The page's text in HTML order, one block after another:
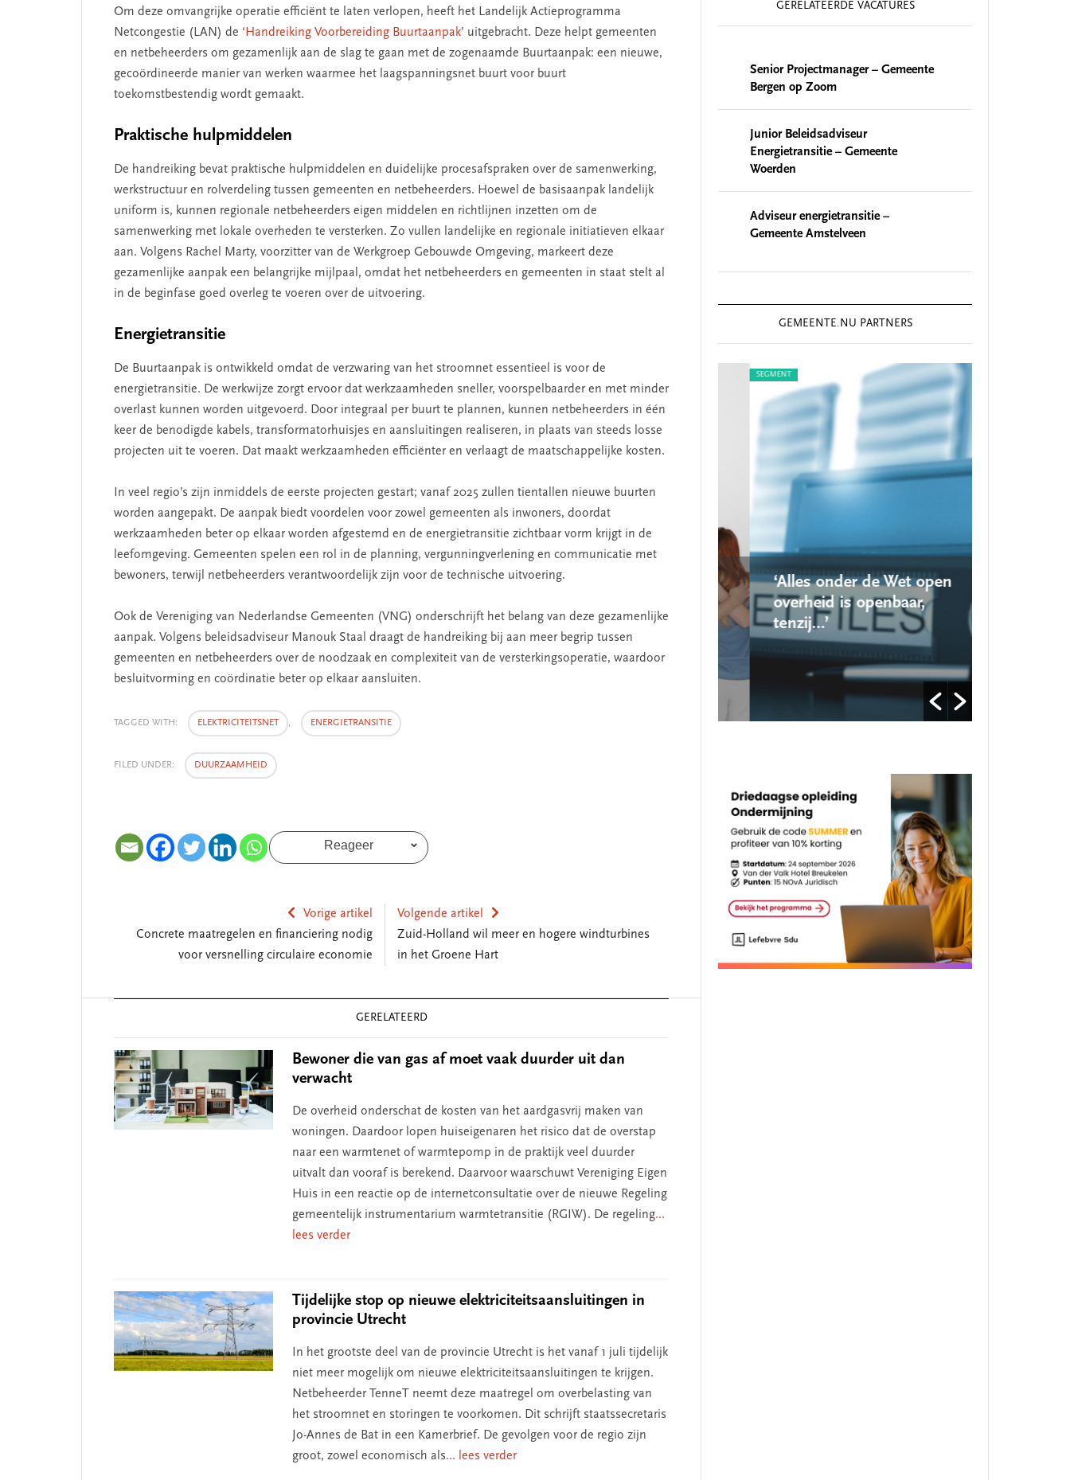
Om deze omvangrijke operatie efficiënt te laten verlopen, heeft het Landelijk Actieprogramma
Netcongestie (LAN) de ‘ Handreiking Voorbereiding Buurtaanpak’ uitgebracht. Deze helpt gemeenten
en netbeheerders om gezamenlijk aan de slag te gaan met de zogenaamde Buurtaanpak: een nieuwe,
gecoördineerde manier van werken waarmee het laagspanningsnet buurt voor buurt
toekomstbestendig wordt gemaakt.
Praktische hulpmiddelen
De handreiking bevat praktische hulpmiddelen en duidelijke procesafspraken over de samenwerking,
werkstructuur en rolverdeling tussen gemeenten en netbeheerders. Hoewel de basisaanpak landelijk
uniform is, kunnen regionale netbeheerders eigen middelen en richtlijnen inzetten om de
samenwerking met lokale overheden te versterken. Zo vullen landelijke en regionale initiatieven elkaar
aan. Volgens Rachel Marty, voorzitter van de Werkgroep Gebouwde Omgeving, markeert deze
gezamenlijke aanpak een belangrijke mijlpaal, omdat het netbeheerders en gemeenten in staat stelt al
in de beginfase goed overleg te voeren over de uitvoering.
Energietransitie
De Buurtaanpak is ontwikkeld omdat de verzwaring van het stroomnet essentieel is voor de
energietransitie. De werkwijze zorgt ervoor dat werkzaamheden sneller, voorspelbaarder en met minder
overlast kunnen worden uitgevoerd. Door integraal per buurt te plannen, kunnen netbeheerders in één
keer de benodigde kabels, transformatorhuisjes en aansluitingen realiseren, in plaats van steeds losse
projecten uit te voeren. Dat maakt werkzaamheden efficiënter en verlaagt de maatschappelijke kosten.
In veel regio’s zijn inmiddels de eerste projecten gestart; vanaf 2025 zullen tientallen nieuwe buurten
worden aangepakt. De aanpak biedt voordelen voor zowel gemeenten als inwoners, doordat
werkzaamheden beter op elkaar worden afgestemd en de energietransitie zichtbaar vorm krijgt in de
leefomgeving. Gemeenten spelen een rol in de planning, vergunningverlening en communicatie met
bewoners, terwijl netbeheerders verantwoordelijk zijn voor de technische uitvoering.
Ook de Vereniging van Nederlandse Gemeenten (VNG) onderschrijft het belang van deze gezamenlijke
aanpak. Volgens beleidsadviseur Manouk Staal draagt de handreiking bij aan meer begrip tussen
gemeenten en netbeheerders over de noodzaak en complexiteit van de versterkingsoperatie, waardoor
besluitvorming en coördinatie beter op elkaar aansluiten.
TAGGED WITH: ELEKTRICITEITSNET , ENERGIETRANSITIE
FILED UNDER: DUURZAAMHEID
Reageer
Vorige artikel
Concrete maatregelen en financiering nodig
voor versnelling circulaire economie
Volgende artikel
Zuid-Holland wil meer en hogere windturbines
in het Groene Hart
GERELATEERD
Bewoner die van gas af moet vaak duurder uit dan
verwacht
De overheid onderschat de kosten van het aardgasvrij maken van
woningen. Daardoor lopen huiseigenaren het risico dat de overstap
naar een warmtenet of warmtepomp in de praktijk veel duurder
uitvalt dan vooraf is berekend. Daarvoor waarschuwt Vereniging Eigen
Huis in een reactie op de internetconsultatie over de nieuwe Regeling
gemeentelijk instrumentarium warmtetransitie (RGIW). De regeling...
lees verder
Tijdelijke stop op nieuwe elektriciteitsaansluitingen in
provincie Utrecht
In het grootste deel van de provincie Utrecht is het vanaf 1 juli tijdelijk
niet meer mogelijk om nieuwe elektriciteitsaansluitingen te krijgen.
Netbeheerder TenneT neemt deze maatregel om overbelasting van
het stroomnet en storingen te voorkomen. Dit schrijft staatssecretaris
Jo-Annes de Bat in een Kamerbrief. De gevolgen voor de regio zijn
groot, zowel economisch als... lees verder
GERELATEERDE VACATURES
Senior Projectmanager – Gemeente
Bergen op Zoom
Junior Beleidsadviseur
Energietransitie – Gemeente
Woerden
Adviseur energietransitie –
Gemeente Amstelveen
GEMEENTE.NU PARTNERS
missie van Segment
‘Persoonlijk leiderschap
‘Met een integrale aanpak
helpen’
SEGMENT
‘Alles onder de Wet open
overheid is openbaar,
tenzij…’